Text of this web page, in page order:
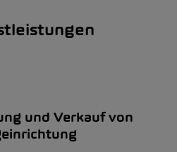
und Verkauf von